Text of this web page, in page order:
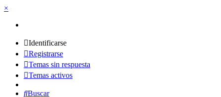
×
Identificarse
Registrarse
Temas sin respuesta
Temas activos
Buscar